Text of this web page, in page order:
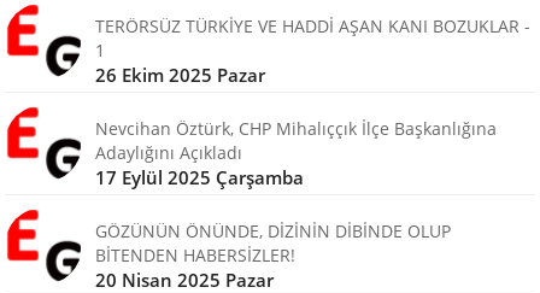
TERÖRSÜZ TÜRKİYE VE HADDİ AŞAN KANI BOZUKLAR -
1
26 Ekim 2025 Pazar
Nevcihan Öztürk, CHP Mihalıççık İlçe Başkanlığına
Adaylığını Açıkladı
17 Eylül 2025 Çarşamba
GÖZÜNÜN ÖNÜNDE, DİZİNİN DİBİNDE OLUP
BİTENDEN HABERSİZLER!
20 Nisan 2025 Pazar